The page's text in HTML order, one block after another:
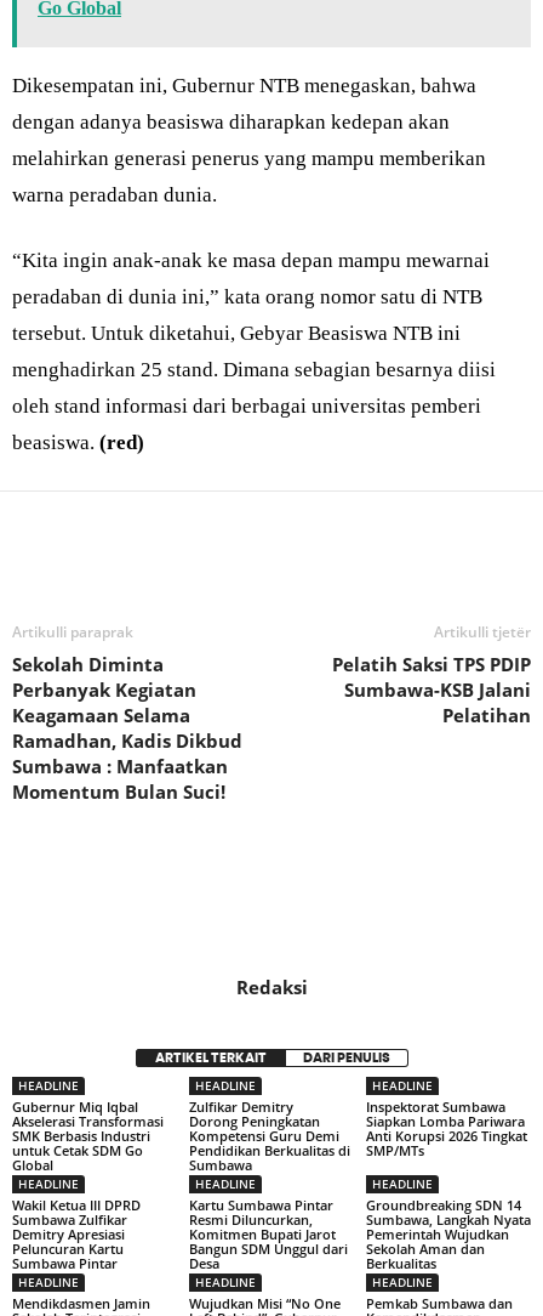
Go Global
Dikesempatan ini, Gubernur NTB menegaskan, bahwa
dengan adanya beasiswa diharapkan kedepan akan
melahirkan generasi penerus yang mampu memberikan
warna peradaban dunia.
“Kita ingin anak-anak ke masa depan mampu mewarnai
peradaban di dunia ini,” kata orang nomor satu di NTB
tersebut. Untuk diketahui, Gebyar Beasiswa NTB ini
menghadirkan 25 stand. Dimana sebagian besarnya diisi
oleh stand informasi dari berbagai universitas pemberi
beasiswa. (red)
Artikulli paraprak
Sekolah Diminta
Perbanyak Kegiatan
Keagamaan Selama
Ramadhan, Kadis Dikbud
Sumbawa : Manfaatkan
Momentum Bulan Suci!
Artikulli tjetër
Pelatih Saksi TPS PDIP
Sumbawa-KSB Jalani
Pelatihan
Redaksi
ARTIKEL TERKAIT DARI PENULIS
HEADLINE
Gubernur Miq Iqbal
Akselerasi Transformasi
SMK Berbasis Industri
untuk Cetak SDM Go
Global
HEADLINE
Zulfikar Demitry
Dorong Peningkatan
Kompetensi Guru Demi
Pendidikan Berkualitas di
Sumbawa
HEADLINE
Inspektorat Sumbawa
Siapkan Lomba Pariwara
Anti Korupsi 2026 Tingkat
SMP/MTs
HEADLINE
Wakil Ketua III DPRD
Sumbawa Zulfikar
Demitry Apresiasi
Peluncuran Kartu
Sumbawa Pintar
HEADLINE
Kartu Sumbawa Pintar
Resmi Diluncurkan,
Komitmen Bupati Jarot
Bangun SDM Unggul dari
Desa
HEADLINE
Groundbreaking SDN 14
Sumbawa, Langkah Nyata
Pemerintah Wujudkan
Sekolah Aman dan
Berkualitas
HEADLINE
Mendikdasmen Jamin
HEADLINE
Wujudkan Misi “No One
HEADLINE
Pemkab Sumbawa dan